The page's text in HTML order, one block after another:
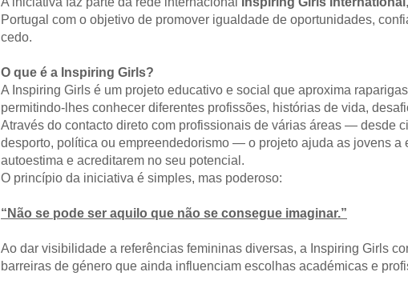
Portugal com o objetivo de promover igualdade de oportunidades,
cedo.
O que é a Inspiring Girls?
A Inspiring Girls é um projeto educativo e social que aproxima
permitindo-lhes conhecer diferentes profissões, histórias de vida,
Através do contacto direto com profissionais de várias áreas — desde
desporto, política ou empreendedorismo — o projeto ajuda as jovens a
autoestima e acreditarem no seu potencial.
O princípio da iniciativa é simples, mas poderoso:
“Não se pode ser aquilo que não se consegue imaginar.”
Ao dar visibilidade a referências femininas diversas, a Inspiring Girls
barreiras de género que ainda influenciam escolhas académicas e